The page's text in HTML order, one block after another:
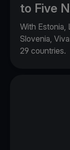
to Five
With Estonia,
Slovenia,
29 countries.